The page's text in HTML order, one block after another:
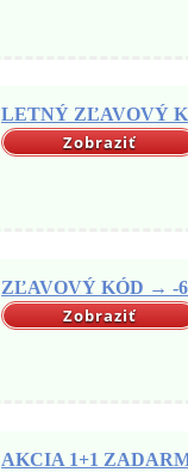
LETNÝ ZĽAVOVÝ
Zobraziť
ZĽAVOVÝ KÓD → -
Zobraziť
AKCIA 1+1